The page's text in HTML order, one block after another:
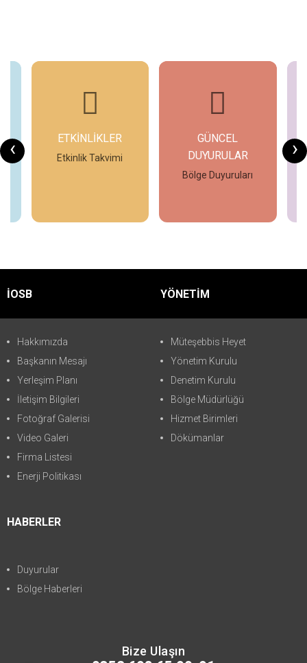
‹ ›
ETKİNLİKLER
Etkinlik Takvimi
GÜNCEL
DUYURULAR
Bölge Duyuruları
İOSB
Hakkımızda
Başkanın Mesajı
Yerleşim Planı
İletişim Bilgileri
Fotoğraf Galerisi
Video Galeri
Firma Listesi
Enerji Politikası
YÖNETİM
Müteşebbis Heyet
Yönetim Kurulu
Denetim Kurulu
Bölge Müdürlüğü
Hizmet Birimleri
Dökümanlar
HABERLER
Duyurular
Bölge Haberleri
Bize Ulaşın